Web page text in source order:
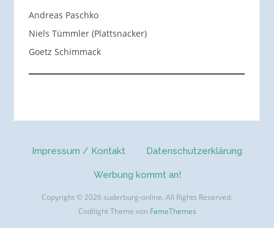
Andreas Paschko
Niels Tümmler (Plattsnacker)
Goetz Schimmack
Impressum / Kontakt Datenschutzerklärung
Werbung kommt an!
Copyright © 2026 suderburg-online. All Rights Reserved.
Codilight Theme von FameThemes